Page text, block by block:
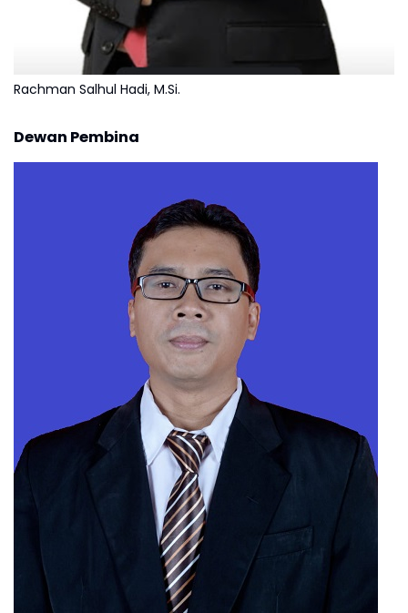
Rachman Salhul Hadi, M.Si.
Dewan Pembina